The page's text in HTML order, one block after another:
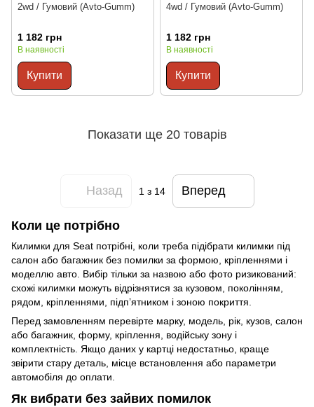
2wd / Гумовий (Avto-Gumm)
1 182 грн
В наявності
Купити
4wd / Гумовий (Avto-Gumm)
1 182 грн
В наявності
Купити
Показати ще 20 товарів
Назад 1 з 14 Вперед
Коли це потрібно
Килимки для Seat потрібні, коли треба підібрати килимки під
салон або багажник без помилки за формою, кріпленнями і
моделлю авто. Вибір тільки за назвою або фото ризикований:
схожі килимки можуть відрізнятися за кузовом, поколінням,
рядом, кріпленнями, підп’ятником і зоною покриття.
Перед замовленням перевірте марку, модель, рік, кузов, салон
або багажник, форму, кріплення, водійську зону і
комплектність. Якщо даних у картці недостатньо, краще
звірити стару деталь, місце встановлення або параметри
автомобіля до оплати.
Як вибрати без зайвих помилок